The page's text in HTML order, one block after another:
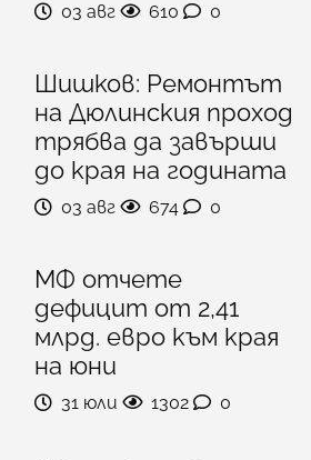
03 авг 610 0
Шишков: Ремонтът
на Дюлинския проход
трябва да завърши
до края на годината
03 авг 674 0
МФ отчете
дефицит от 2,41
млрд. евро към края
на юни
31 юли 1302 0